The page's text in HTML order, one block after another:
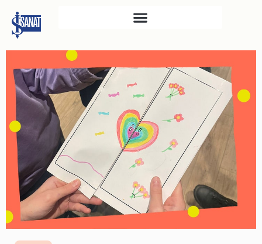
SAHNE SANATLARI
TÜRKIYE İŞ BANKASI
RESIM HEYKEL MÜZESI
TÜRKIYE İŞ BANKASI
MÜZESI
İKTISADI BAĞIMSIZLIK
MÜZESI
ATATÜRK KÜTÜPHANESI
SANAT GALERILERI
KÜLTÜREL MIRASA